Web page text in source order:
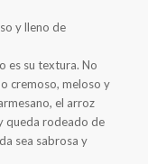
y lleno de
es su textura. No
cremoso, meloso y
el arroz
queda rodeado de
sea sabrosa y